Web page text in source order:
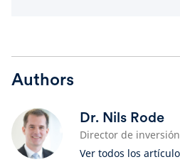
Authors
Dr. Nils Rode
Director de
Ver todos los